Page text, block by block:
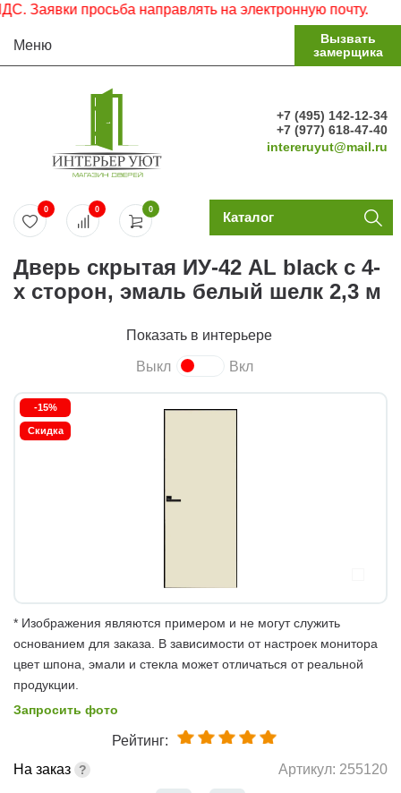
просьба направлять на электронную почту.
Меню
Вызвать
замерщика
+7 (495) 142-12-34
+7 (977) 618-47-40
intereruyut@mail.ru
0
0 0 Каталог
Дверь скрытая ИУ-42 AL black с 4-
х сторон, эмаль белый шелк 2,3 м
Показать в интерьере
Выкл Вкл
-15%
Скидка
* Изображения являются примером и не могут служить
основанием для заказа. В зависимости от настроек монитора
цвет шпона, эмали и стекла может отличаться от реальной
продукции.
Запросить фото
Рейтинг:
На заказ
Артикул: 255120